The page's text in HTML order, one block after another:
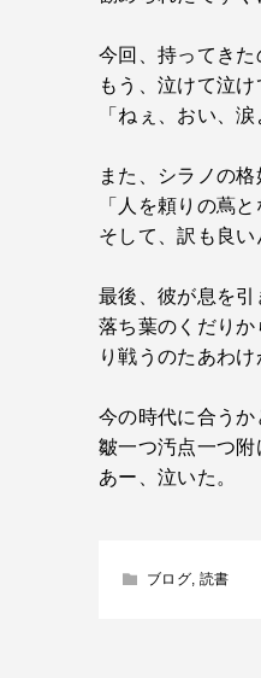
今回、持ってきた
もう、泣けて泣け
「ねぇ、おい、
また、シラノの格
「人を頼りの蔦
そして、訳も良い
最後、彼が息を引
落ち葉のくだり
り戦うのたあわ
今の時代に合うか
皺一つ汚点一つ附
あー、泣いた。
ブログ, 読書